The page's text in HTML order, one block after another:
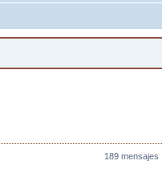
189 mensajes